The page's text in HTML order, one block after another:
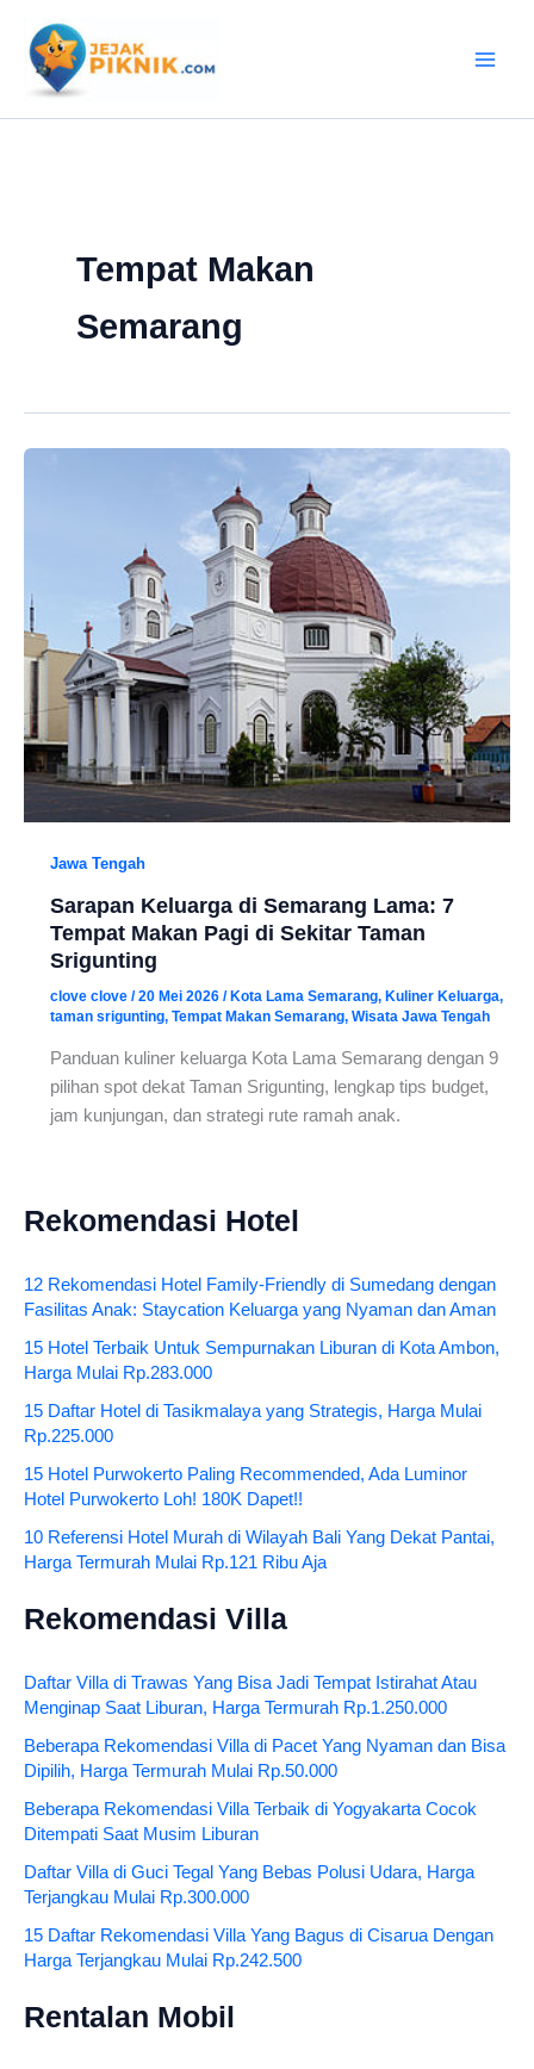
konten
Tempat Makan
Semarang
Jawa Tengah
Sarapan Keluarga di Semarang Lama: 7
Tempat Makan Pagi di Sekitar Taman
Srigunting
clove clove /20 Mei 2026 /Kota Lama Semarang, Kuliner Keluarga,
taman srigunting, Tempat Makan Semarang, Wisata Jawa Tengah
Panduan kuliner keluarga Kota Lama Semarang dengan 9
pilihan spot dekat Taman Srigunting, lengkap tips budget,
jam kunjungan, dan strategi rute ramah anak.
Rekomendasi Hotel
12 Rekomendasi Hotel Family-Friendly di Sumedang dengan
Fasilitas Anak: Staycation Keluarga yang Nyaman dan Aman
15 Hotel Terbaik Untuk Sempurnakan Liburan di Kota Ambon,
Harga Mulai Rp.283.000
15 Daftar Hotel di Tasikmalaya yang Strategis, Harga Mulai
Rp.225.000
15 Hotel Purwokerto Paling Recommended, Ada Luminor
Hotel Purwokerto Loh! 180K Dapet!!
10 Referensi Hotel Murah di Wilayah Bali Yang Dekat Pantai,
Harga Termurah Mulai Rp.121 Ribu Aja
Rekomendasi Villa
Daftar Villa di Trawas Yang Bisa Jadi Tempat Istirahat Atau
Menginap Saat Liburan, Harga Termurah Rp.1.250.000
Beberapa Rekomendasi Villa di Pacet Yang Nyaman dan Bisa
Dipilih, Harga Termurah Mulai Rp.50.000
Beberapa Rekomendasi Villa Terbaik di Yogyakarta Cocok
Ditempati Saat Musim Liburan
Daftar Villa di Guci Tegal Yang Bebas Polusi Udara, Harga
Terjangkau Mulai Rp.300.000
15 Daftar Rekomendasi Villa Yang Bagus di Cisarua Dengan
Harga Terjangkau Mulai Rp.242.500
Rentalan Mobil